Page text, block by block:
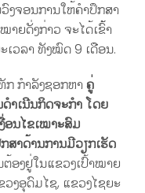
ງຈອນການໃຫ້ຄໍາປຶກສາ
າຍດັ່ງກ່າວ ຈະໄດ້ເຂົ້້າ
ເວລາ ທັງໝົດ 9 ເດືອນ.
ກ ກໍາລັງຊອກຫາ ຄູ່
າເນີນກິດຈະກໍາ ໂດຍ
ອນໄຂເໝາະສົມ
ສາດ້ານການມີວຽກເຮັດ
ອງຢູ່ໃນແຂວງເປົ້າໝາຍ
ວງອຸດົມໄຊ, ແຂວງໄຊຍະ